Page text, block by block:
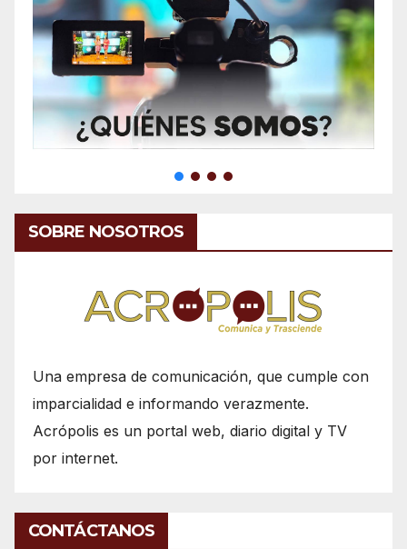
SOBRE NOSOTROS
Una empresa de comunicación, que cumple con
imparcialidad e informando verazmente.
Acrópolis es un portal web, diario digital y TV
por internet.
CONTÁCTANOS